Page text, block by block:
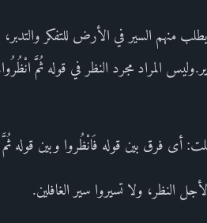
منهم السير في الأرض للتفكر
المراد مجرد النظر في قوله ثُمَّ انْظُرُوا،
أى فرق بين قوله فَانْظُروا وبين قوله
النظر، ولا تسيروا سير الغافلين.